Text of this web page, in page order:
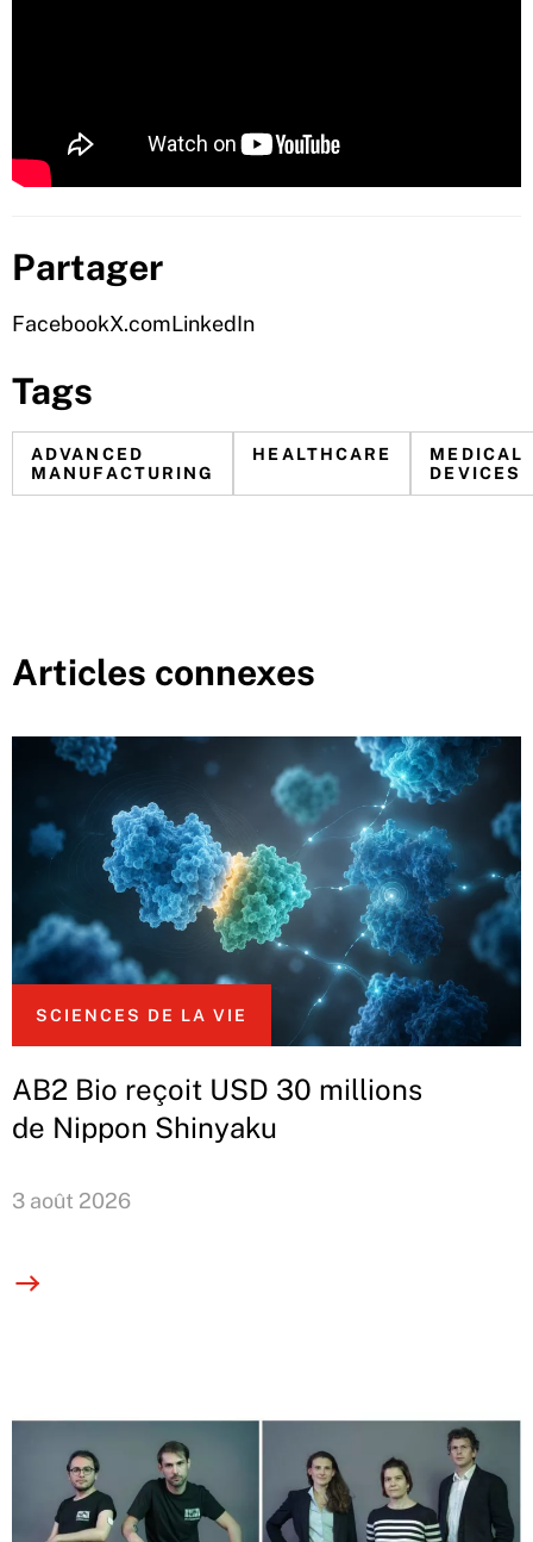
Partager
FacebookX.comLinkedIn
Tags
ADVANCED
MANUFACTURING
HEALTHCARE
MEDICAL
DEVICES
Articles connexes
SCIENCES DE LA VIE
AB2 Bio reçoit USD 30 millions
de Nippon Shinyaku
3 août 2026